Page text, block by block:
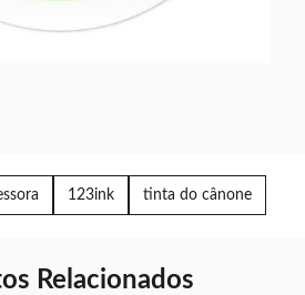
123ink tinta do cânone
Relacionados